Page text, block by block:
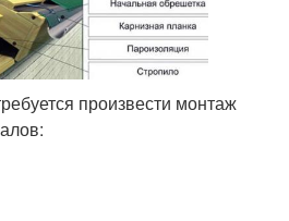
произвести монтаж